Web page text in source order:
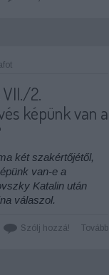
2.
képünk van a
két szakértőjétől,
van-e a
Katalin után
válaszol.
Tovább
Szólj hozzá!